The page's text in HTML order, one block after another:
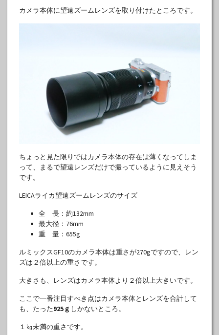
カメラ本体に望遠ズームレンズを取り付けたところです。
ちょっと見た限りではカメラ本体の存在は薄くなってしま
って、まるで望遠レンズだけで撮っているように見えそう
です。
LEICAライカ望遠ズームレンズのサイズ
全 長：約132mm
最大径：76mm
重 量：655g
ルミックスGF10のカメラ本体は重さが270gですので、レン
ズは２倍以上の重さです。
大きさも、レンズはカメラ本体より２倍以上大きいです。
ここで一番注目すべき点はカメラ本体とレンズを合計して
も、たった925ｇ しかないところ。
１㎏未満の重さです。